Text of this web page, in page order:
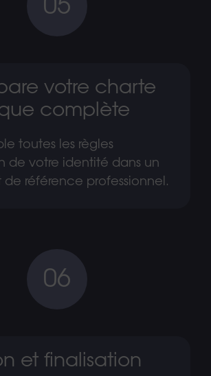
05
votre charte
complète
toutes les règles
de votre identité dans un
référence professionnel.
06
et finalisation